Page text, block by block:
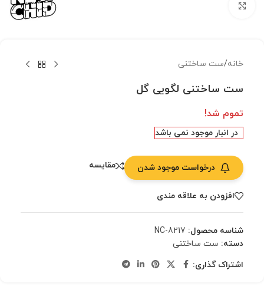
خانه/ست ساختنی
ست ساختنی لگویی گل
تموم شد!
در انبار موجود نمی باشد
درخواست موجود شدن مقایسه
افزودن به علاقه مندی
شناسه محصول: NC-8217
دسته: ست ساختنی
اشتراک گذاری: